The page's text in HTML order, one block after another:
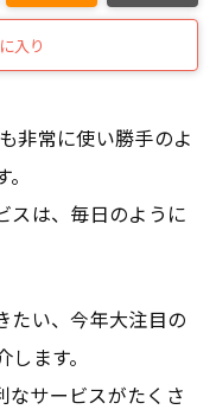
入り
非常に使い勝手のよ
スは、毎日のように
たい、今年大注目の
ます。
なサービスがたくさ